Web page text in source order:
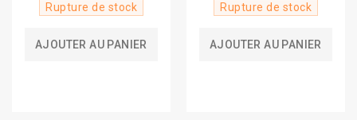
Rupture de stock
AJOUTER AU PANIER
Rupture de stock
AJOUTER AU PANIER